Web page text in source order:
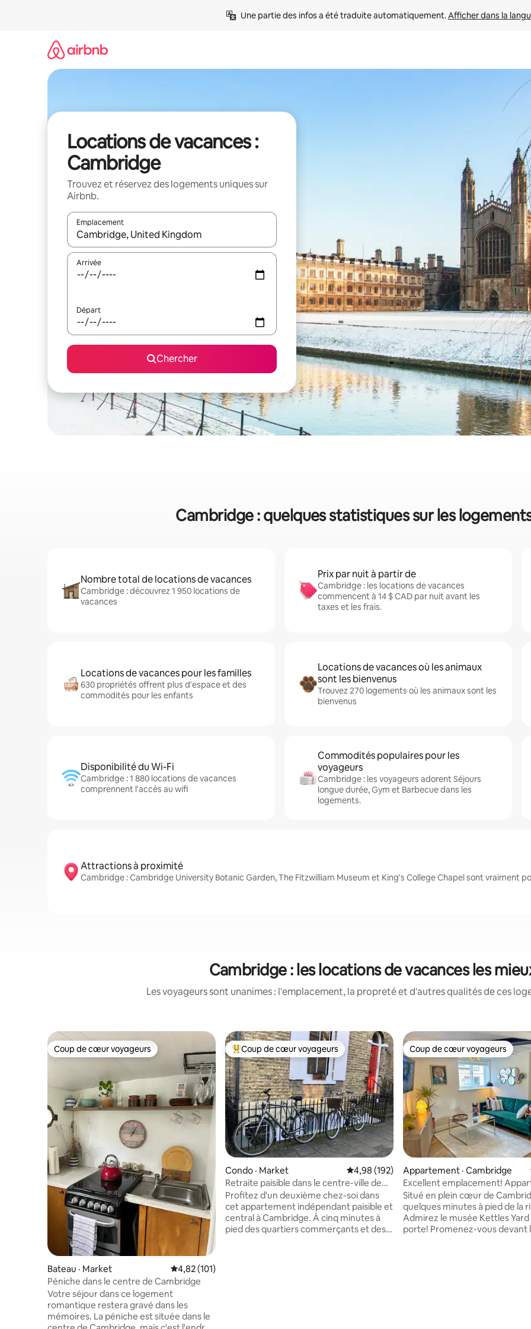
Une partie des infos a été traduite automatiquement. Afficher dans la
Locations de vacances :
Cambridge
Trouvez et réservez des logements uniques sur
Airbnb.
Emplacement
Quand les résultats sont affichés, parcourez-les en utilisant les flèches vers le haut et vers le bas, ou en appuyant
Arrivée
Départ
Chercher
Cambridge : quelques statistiques sur les
Nombre total de locations de vacances
Cambridge : découvrez 1 950 locations de
vacances
Prix par nuit à partir de
Cambridge : les locations de vacances
commencent à 14 $ CAD par nuit avant les
taxes et les frais.
Locations de vacances pour les familles
630 propriétés offrent plus d'espace et des
commodités pour les enfants
Locations de vacances où les animaux
sont les bienvenus
Trouvez 270 logements où les animaux sont les
bienvenus
Disponibilité du Wi-Fi
Cambridge : 1 880 locations de vacances
comprennent l'accès au wifi
Commodités populaires pour les
voyageurs
Cambridge : les voyageurs adorent Séjours
longue durée, Gym et Barbecue dans les
logements.
Attractions à proximité
Cambridge : Cambridge University Botanic Garden, The Fitzwilliam Museum et King's College Chapel sont vraiment
Cambridge : les locations de vacances les
Les voyageurs sont unanimes : l'emplacement, la propreté et d'autres qualités de ces
Coup de cœur voyageurs
Coup de cœur voyageurs
Bateau · Market Note moyenne de 4,82 sur 5, 101 commentaires
4,82 (101)
Péniche dans le centre de Cambridge
Votre séjour dans ce logement
romantique restera gravé dans les
mémoires. La péniche est située dans le
Coup de cœur voyageurs parmi les plus aimés
Coup de cœur voyageurs
Condo · Market Note moyenne de 4,98 sur 5, 192
4,98 (192)
Retraite paisible dans le centre-ville de
Cambridge
Profitez d'un deuxième chez-soi dans
cet appartement indépendant paisible et
central à Cambridge. À cinq minutes à
pied des quartiers commerçants et des
Coup de cœur voyageurs
Coup de cœur voyageurs
Appartement · Cambridge
Excellent emplacement!
d'une chambre près de la
Situé en plein cœur de
quelques minutes à pied de la
Admirez le musée Kettles Yard
porte! Promenez-vous devant les